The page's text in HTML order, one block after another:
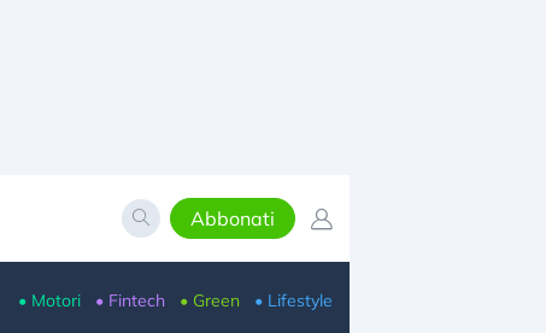
Abbonati
• Motori • Fintech • Green • Lifestyle